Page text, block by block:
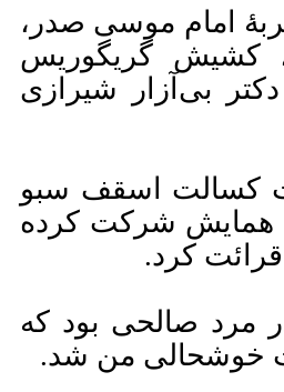
امام موسی صدر،
کشیش گریگوریس
بی‌آزار شیرازی
کسالت اسقف سبو
همایش شرکت کرده
کرد.
مرد صالحی بود که
خوشحالی من شد.